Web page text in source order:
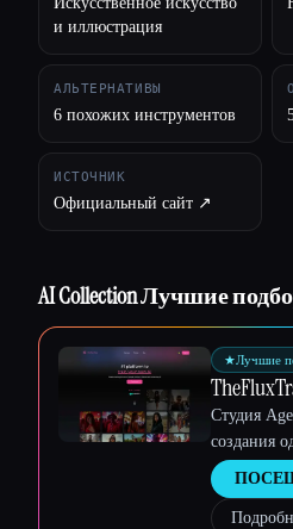
и иллюстрация
АЛЬТЕРНАТИВЫ
6 похожих инструментов
ИСТОЧНИК
Официальный сайт ↗︎
AI Collection Лучшие
★Лучшие
Студия
создания
рабочих